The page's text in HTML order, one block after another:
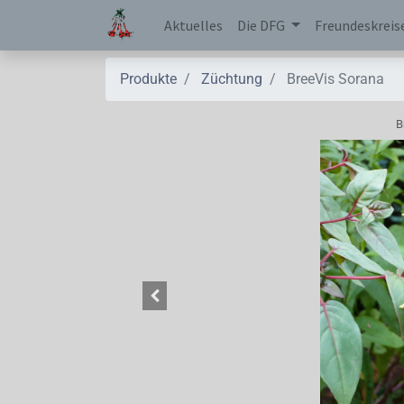
Aktuelles Die DFG
Produkte Züchtung BreeVis Sorana